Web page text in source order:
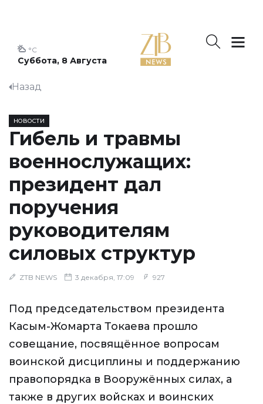
Суббота, 8 Августа
°C
Назад
НОВОСТИ
Гибель и травмы
военнослужащих:
президент дал
поручения
руководителям
силовых структур
ZTB NEWS 3 декабря, 17:09 927
Под председательством президента
Касым-Жомарта Токаева прошло
совещание, посвящённое вопросам
воинской дисциплины и поддержанию
правопорядка в Вооружённых силах, а
также в других войсках и воинских